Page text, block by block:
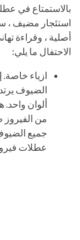
بالاستمتاع في
استئجار مضيف ،
أصلية ، وقراءة
الاحتفال ما يلي:
ازياء خاصة.
الضيوف
ألوان
من الفيروز
جميع
عطلات